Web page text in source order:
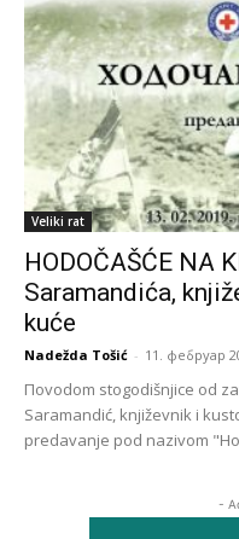
Veliki rat
HODOČAŠĆE NA
Saramandića,
kuće
Nadežda Tošić - 11. фебруар
Пovodom stogodišnjice od
Saramandić, književnik i
predavanje pod nazivom
-